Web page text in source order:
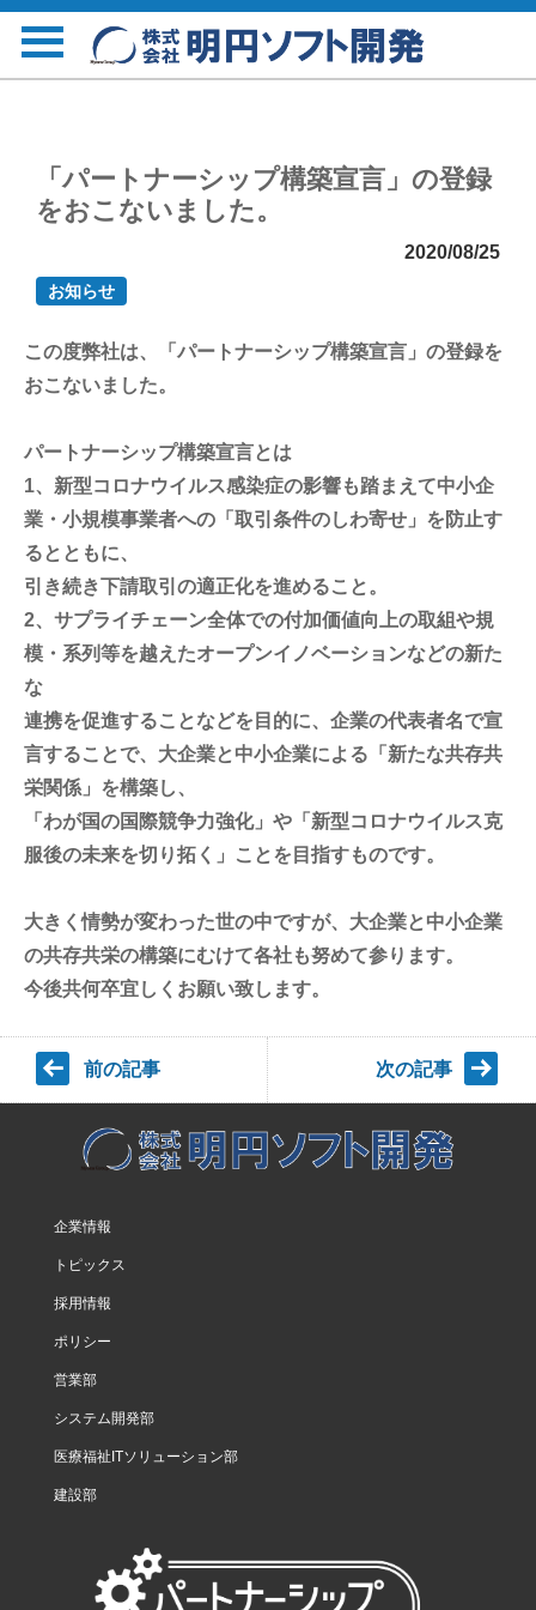
「パートナーシップ構築宣言」の登録
をおこないました。
2020/08/25
お知らせ
この度弊社は、「パートナーシップ構築宣言」の登録を
おこないました。
パートナーシップ構築宣言とは
1、新型コロナウイルス感染症の影響も踏まえて中小企
業・小規模事業者への「取引条件のしわ寄せ」を防止す
るとともに、
引き続き下請取引の適正化を進めること。
2、サプライチェーン全体での付加価値向上の取組や規
模・系列等を越えたオープンイノベーションなどの新た
な
連携を促進することなどを目的に、企業の代表者名で宣
言することで、大企業と中小企業による「新たな共存共
栄関係」を構築し、
「わが国の国際競争力強化」や「新型コロナウイルス克
服後の未来を切り拓く」ことを目指すものです。
大きく情勢が変わった世の中ですが、大企業と中小企業
の共存共栄の構築にむけて各社も努めて参ります。
今後共何卒宜しくお願い致します。
前の記事 次の記事
企業情報
トピックス
採用情報
ポリシー
営業部
システム開発部
医療福祉ITソリューション部
建設部